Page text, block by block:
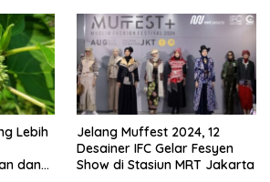
Lebih
dan
Jelang Muffest 2024, 12
Desainer IFC Gelar Fesyen
Show di Stasiun MRT Jakarta